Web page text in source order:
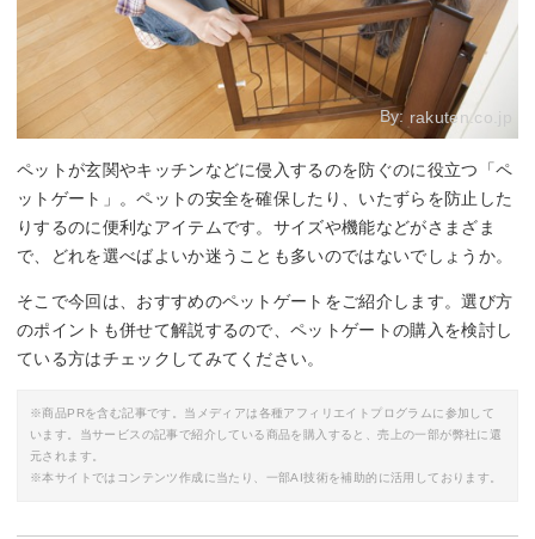
By: rakuten.co.jp
ペットが玄関やキッチンなどに侵入するのを防ぐのに役立つ「ペ
ットゲート」。ペットの安全を確保したり、いたずらを防止した
りするのに便利なアイテムです。サイズや機能などがさまざま
で、どれを選べばよいか迷うことも多いのではないでしょうか。
そこで今回は、おすすめのペットゲートをご紹介します。選び方
のポイントも併せて解説するので、ペットゲートの購入を検討し
ている方はチェックしてみてください。
※商品PRを含む記事です。当メディアは各種アフィリエイトプログラムに参加して
います。当サービスの記事で紹介している商品を購入すると、売上の一部が弊社に還
元されます。
※本サイトではコンテンツ作成に当たり、一部AI技術を補助的に活用しております。